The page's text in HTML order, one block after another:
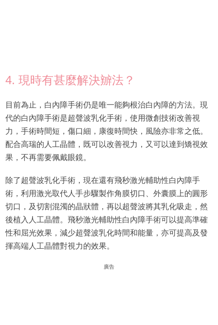
4. 現時有甚麼解決辧法？
目前為止，白內障手術仍是唯一能夠根治白內障的方法。現
代的白內障手術是超聲波乳化手術，使用微創技術改善視
力，手術時間短，傷口細，康復時間快，風險亦非常之低。
配合高瑞的人工晶體，既可以改善視力，又可以達到矯視效
果，不再需要佩戴眼鏡。
除了超聲波乳化手術，現在還有飛秒激光輔助性白內障手
術，利用激光取代人手步驟製作角膜切口、外囊膜上的圓形
切口，及切割混濁的晶狀體，再以超聲波將其乳化吸走，然
後植入人工晶體。飛秒激光輔助性白內障手術可以提高準確
性和屈光效果，減少超聲波乳化時間和能量，亦可提高及發
揮高端人工晶體對視力的效果。
廣告